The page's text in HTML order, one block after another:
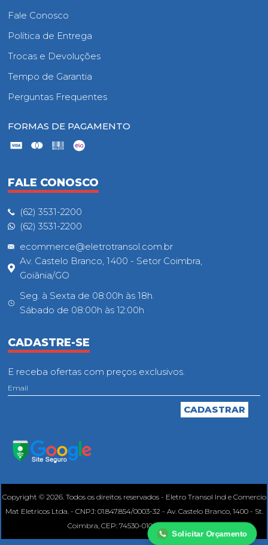
Fale Conosco
Política de Entrega
Trocas e Devoluções
Tempo de Garantia
Perguntas Frequentes
FORMAS DE PAGAMENTO
FALE CONOSCO
(62) 3531-2200
(62) 3531-2200
ecommerce@eletrotransol.com.br
Av. Castelo Branco, 1400 - Setor Coimbra,
Goiânia/GO
Seg. à Sexta de 08:00h às 18h.
Sábado de 08:00h às 12:00h
CADASTRE-SE
E receba ofertas com preços exclusivos.
Copyright © 2026. Todos os direitos reservados - Eletro Transol Ind e Comercio
Mat Eletricos Ltda. - CNPJ: 01.847.854/0003-32 - Av. Castelo Branco, 1400 - St.
Coimbra, CEP: 74530-010, Goiânia - GO.
Solicitar Orçamento